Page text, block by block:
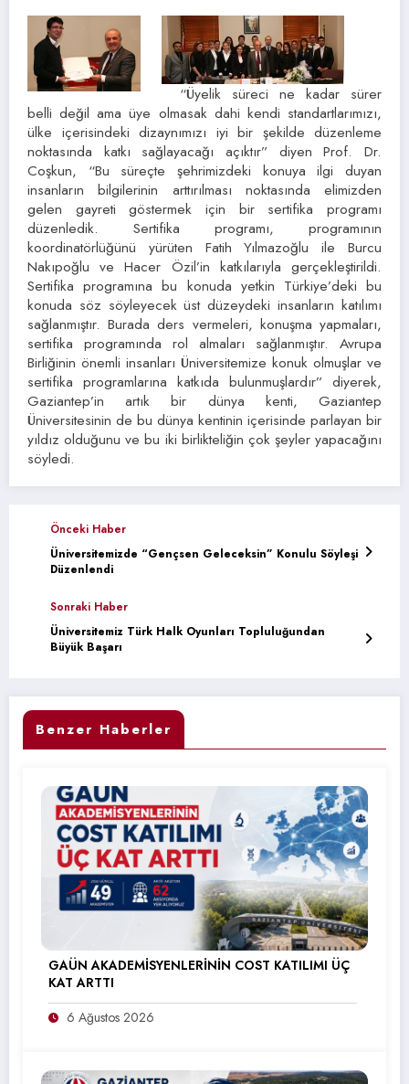
“Üyelik süreci ne kadar sürer
belli değil ama üye olmasak dahi kendi standartlarımızı,
ülke içerisindeki dizaynımızı iyi bir şekilde düzenleme
noktasında katkı sağlayacağı açıktır” diyen Prof. Dr.
Coşkun, “Bu süreçte şehrimizdeki konuya ilgi duyan
insanların bilgilerinin arttırılması noktasında elimizden
gelen gayreti göstermek için bir sertifika programı
düzenledik. Sertifika programı, programının
koordinatörlüğünü yürüten Fatih Yılmazoğlu ile Burcu
Nakıpoğlu ve Hacer Özil’in katkılarıyla gerçekleştirildi.
Sertifika programına bu konuda yetkin Türkiye’deki bu
konuda söz söyleyecek üst düzeydeki insanların katılımı
sağlanmıştır. Burada ders vermeleri, konuşma yapmaları,
sertifika programında rol almaları sağlanmıştır. Avrupa
Birliğinin önemli insanları Üniversitemize konuk olmuşlar ve
sertifika programlarına katkıda bulunmuşlardır” diyerek,
Gaziantep’in artık bir dünya kenti, Gaziantep
Üniversitesinin de bu dünya kentinin içerisinde parlayan bir
yıldız olduğunu ve bu iki birlikteliğin çok şeyler yapacağını
söyledi.
Önceki Haber
Üniversitemizde “Gençsen Geleceksin” Konulu Söyleşi
Düzenlendi
Sonraki Haber
Üniversitemiz Türk Halk Oyunları Topluluğundan
Büyük Başarı
Benzer Haberler
GAÜN AKADEMİSYENLERİNİN COST KATILIMI ÜÇ
KAT ARTTI
6 Ağustos 2026